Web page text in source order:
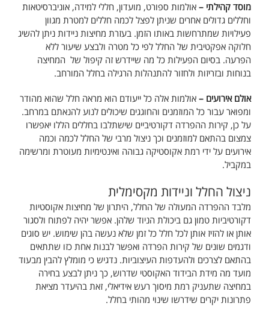
מוסד קהילתי – אולמות ספורט, מועדון, חללי למידה, אוניברסיטאות
וחללים גדולים אחרים שניתן לפצל לכמה חללים למטרת מגוון
פעילויות שמתרחשות באותו הזמן. בעזרת מחיצות ניידות ניתן להשיג
חלוקה אפקטיבית של החלל לפי כל מטרה ולבצע שיעור ללא
הפרעה. בסיום הפעילות כל מה שיידרש זה קיפול של המחיצה
בנוחות ובזריזות ולחזור להתנהלות הרגילה בחלל המורחב.
אולם אירועים – אולמות אלה כל ייעודם הוא מראה חלל שהוא מהודר
ומפואר עבור כל המוזמנים והחוגגים שיכולים לנוע להנאתם במרחב.
על כן, קירות ההפרדה דקורטיביים שישתלבו בחללים הללו יאפשרו
צמצום בהתאם למוזמנים וכך ניצול מרבי של החלל לכמה וכמה
אירועים על ידי רמת אקוסטיקה גבוהה ואינטימיות מעוטרת ומרשימה
במקביל.
ניצול החלל וניידות מקסימלית
מלבד ההפרדה המעולה של החלל, היתרון של מחיצות אקוסטיות
דקורטיביות טמון גם ביכולת הניוד שלהן. אפשר יהיה לפתוח ולסגור
אותן או להזיז אותן לכל חלל כל זמן שלא נעשה בהן שימוש. יש סוגים
ודגמים שונים של קירות הפרדה ואפשר לבנות אחת כזו שתתאים
בהתאם לצרכים ולהעדפות העיצוביות. נדגיש כי מומלץ להבין מבעוד
מועד מה מידת הבידוד האקוסטי שדרוש, כך ניתן לבצע בחירה
במחיצה שתעניק רמת מיסוך רעש אידיאלי, זאת בהיעדר מציאת
פתרונות יקרים שידרשו שינוי מהותי בחלל.